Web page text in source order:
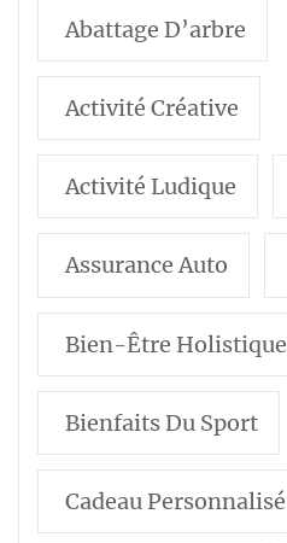
Abattage D’arbre
Activité Créative
Activité Ludique
Assurance Auto
Bien-Être Holistique
Bienfaits Du Sport
Cadeau Personnalisé